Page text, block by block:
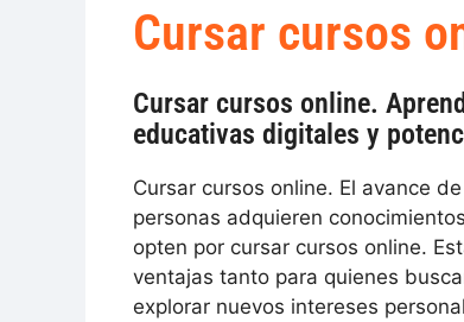
Cursar cursos
Cursar cursos online.
educativas digitales y
Cursar cursos online. El avance
personas adquieren
opten por cursar cursos online.
ventajas tanto para quienes
explorar nuevos intereses